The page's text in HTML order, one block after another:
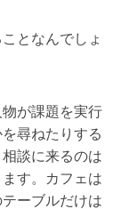
となんでしょ
が課題を実行
尋ねたりする
談に来るのは
す。カフェは
ーブルだけは